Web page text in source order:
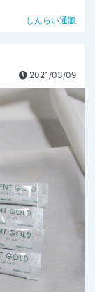
しんらい通販
2021/03/09